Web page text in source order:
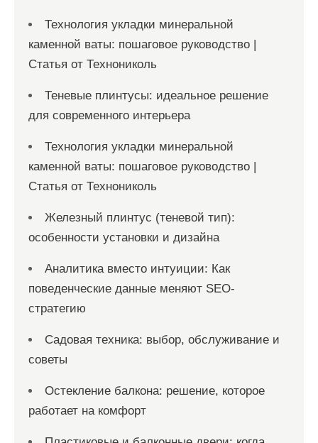
Технология укладки минеральной
каменной ваты: пошаговое руководство |
Статья от Технониколь
Теневые плинтусы: идеальное решение
для современного интерьера
Технология укладки минеральной
каменной ваты: пошаговое руководство |
Статья от Технониколь
Железный плинтус (теневой тип):
особенности установки и дизайна
Аналитика вместо интуиции: Как
поведенческие данные меняют SEO-
стратегию
Садовая техника: выбор, обслуживание и
советы
Остекление балкона: решение, которое
работает на комфорт